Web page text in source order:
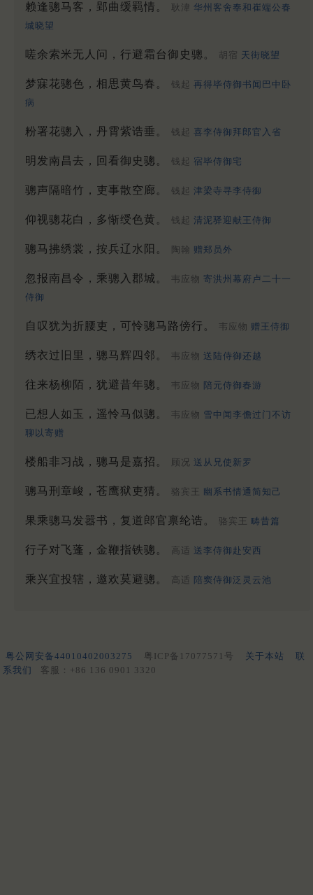
赖逢骢马客，郢曲缓羁情。 耿湋 华州客舍奉和崔端公春
城晓望
嗟余索米无人问，行避霜台御史骢。 胡宿 天街晓望
梦寐花骢色，相思黄鸟春。 钱起 再得毕侍御书闻巴中卧
病
粉署花骢入，丹霄紫诰垂。 钱起 喜李侍御拜郎官入省
明发南昌去，回看御史骢。 钱起 宿毕侍御宅
骢声隔暗竹，吏事散空廊。 钱起 津梁寺寻李侍御
仰视骢花白，多惭绶色黄。 钱起 清泥驿迎献王侍御
骢马拂绣裳，按兵辽水阳。 陶翰 赠郑员外
忽报南昌令，乘骢入郡城。 韦应物 寄洪州幕府卢二十一
侍御
自叹犹为折腰吏，可怜骢马路傍行。 韦应物 赠王侍御
绣衣过旧里，骢马辉四邻。 韦应物 送陆侍御还越
往来杨柳陌，犹避昔年骢。 韦应物 陪元侍御春游
已想人如玉，遥怜马似骢。 韦应物 雪中闻李儋过门不访
聊以寄赠
楼船非习战，骢马是嘉招。 顾况 送从兄使新罗
骢马刑章峻，苍鹰狱吏猜。 骆宾王 幽系书情通简知己
果乘骢马发嚣书，复道郎官禀纶诰。 骆宾王 畴昔篇
行子对飞蓬，金鞭指铁骢。 高适 送李侍御赴安西
乘兴宜投辖，邀欢莫避骢。 高适 陪窦侍御泛灵云池
粤公网安备44010402003275 粤ICP备17077571号 关于本站
联
系我们
客服：+86 136 0901 3320